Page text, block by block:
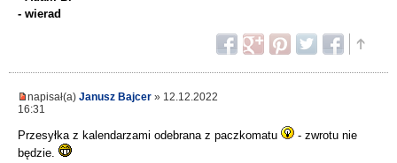
- wierad
napisał(a) Janusz Bajcer » 12.12.2022
16:31
Przesyłka z kalendarzami odebrana z paczkomatu
- zwrotu nie
będzie.